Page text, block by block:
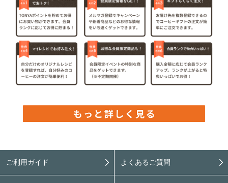
ご利用ガイド よくあるご質問